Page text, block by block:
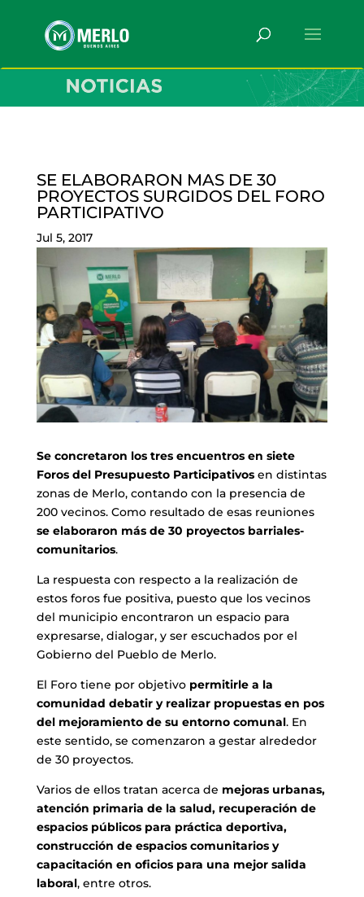
SE ELABORARON MAS DE 30
PROYECTOS SURGIDOS DEL FORO
PARTICIPATIVO
Jul 5, 2017
Se concretaron los tres encuentros en siete
Foros del Presupuesto Participativosen distintas
zonas de Merlo, contando con la presencia de
200 vecinos. Como resultado de esas reuniones
se elaboraron más de 30 proyectos barriales-
comunitarios.
La respuesta con respecto a la realización de
estos foros fue positiva, puesto que los vecinos
del municipio encontraron un espacio para
expresarse, dialogar, y ser escuchados por el
Gobierno del Pueblo de Merlo.
El Foro tiene por objetivo permitirle a la
comunidad debatir y realizar propuestas en pos
del mejoramiento de su entorno comunal. En
este sentido, se comenzaron a gestar alrededor
de 30 proyectos.
Varios de ellos tratan acerca de mejoras urbanas,
atención primaria de la salud, recuperación de
espacios públicos para práctica deportiva,
construcción de espacios comunitarios y
capacitación en oficios para una mejor salida
laboral, entre otros.